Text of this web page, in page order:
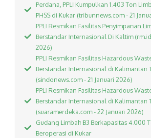
Perdana, PPLI Kumpulkan 1.403 Ton
PHSS di Kukar (tribunnews.com - 21
PPLI Resmikan Fasilitas Penyimpanan
Berstandar Internasional Di Kaltim (rm.id
2026)
PPLI Resmikan Fasilitas Hazardous
Berstandar Internasional di Kalimantan
(sindonews.com - 21 Januari 2026)
PPLI Resmikan Fasilitas Hazardous
Berstandar Internasional di Kalimantan
(suaramerdeka.com - 22 Januari 2026)
Gudang Limbah B3 Berkapasitas 4.000
Beroperasi di Kukar